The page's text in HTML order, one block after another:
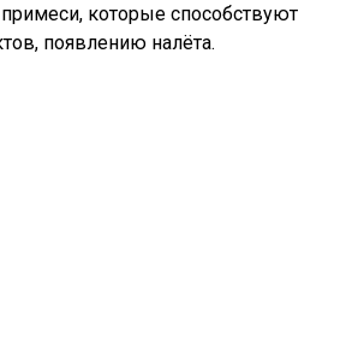
которые способствуют
появлению налёта.